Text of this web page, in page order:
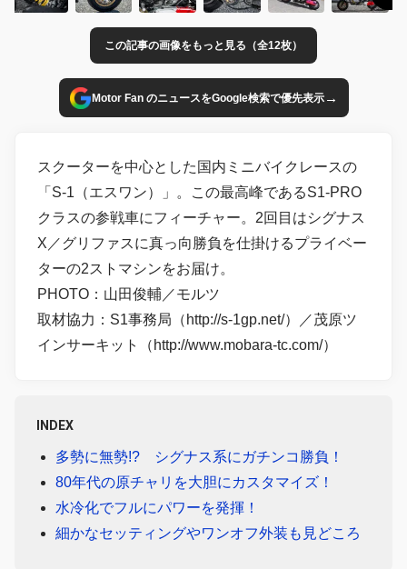
この記事の画像をもっと見る（全12枚）
Motor Fan のニュースをGoogle検索で優先表示→
スクーターを中心とした国内ミニバイクレースの
「S-1（エスワン）」。この最高峰であるS1-PRO
クラスの参戦車にフィーチャー。2回目はシグナス
X／グリファスに真っ向勝負を仕掛けるプライベー
ターの2ストマシンをお届け。
PHOTO：山田俊輔／モルツ
取材協力：S1事務局（http://s-1gp.net/）／茂原ツ
インサーキット（http://www.mobara-tc.com/）
INDEX
多勢に無勢!? シグナス系にガチンコ勝負！
80年代の原チャリを大胆にカスタマイズ！
水冷化でフルにパワーを発揮！
細かなセッティングやワンオフ外装も見どころ